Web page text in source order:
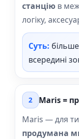
станцію в
логіку,
Суть:
всередині
2
Maris =
Maris — для
продумана